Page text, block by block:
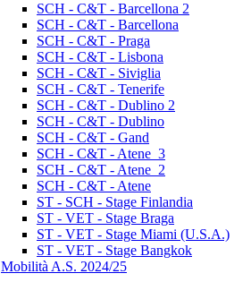
SCH - C&T - Barcellona 2
SCH - C&T - Barcellona
SCH - C&T - Praga
SCH - C&T - Lisbona
SCH - C&T - Siviglia
SCH - C&T - Tenerife
SCH - C&T - Dublino 2
SCH - C&T - Dublino
SCH - C&T - Gand
SCH - C&T - Atene_3
SCH - C&T - Atene_2
SCH - C&T - Atene
ST - SCH - Stage Finlandia
ST - VET - Stage Braga
ST - VET - Stage Miami (U.S.A.)
ST - VET - Stage Bangkok
Mobilità A.S. 2024/25